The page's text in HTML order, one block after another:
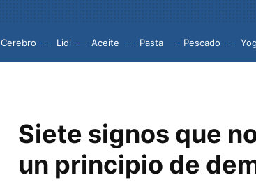
Cerebro Lidl Aceite Pasta Pescado
Siete signos que
un principio de